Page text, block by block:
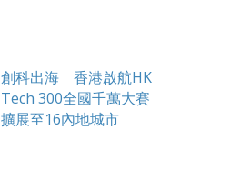
創科出海 香港啟航HK
Tech 300全國千萬大賽
擴展至16內地城市